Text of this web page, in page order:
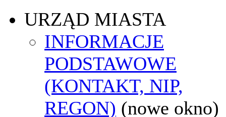
URZĄD MIASTA
INFORMACJE
PODSTAWOWE
(KONTAKT, NIP,
REGON) (nowe okno)